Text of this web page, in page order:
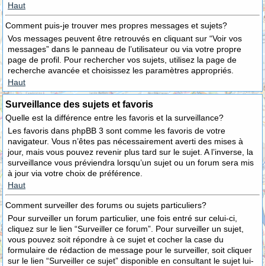
Haut
Comment puis-je trouver mes propres messages et sujets?
Vos messages peuvent être retrouvés en cliquant sur “Voir vos
messages” dans le panneau de l’utilisateur ou via votre propre
page de profil. Pour rechercher vos sujets, utilisez la page de
recherche avancée et choisissez les paramètres appropriés.
Haut
Surveillance des sujets et favoris
Quelle est la différence entre les favoris et la surveillance?
Les favoris dans phpBB 3 sont comme les favoris de votre
navigateur. Vous n’êtes pas nécessairement averti des mises à
jour, mais vous pouvez revenir plus tard sur le sujet. A l’inverse, la
surveillance vous préviendra lorsqu’un sujet ou un forum sera mis
à jour via votre choix de préférence.
Haut
Comment surveiller des forums ou sujets particuliers?
Pour surveiller un forum particulier, une fois entré sur celui-ci,
cliquez sur le lien “Surveiller ce forum”. Pour surveiller un sujet,
vous pouvez soit répondre à ce sujet et cocher la case du
formulaire de rédaction de message pour le surveiller, soit cliquer
sur le lien “Surveiller ce sujet” disponible en consultant le sujet lui-